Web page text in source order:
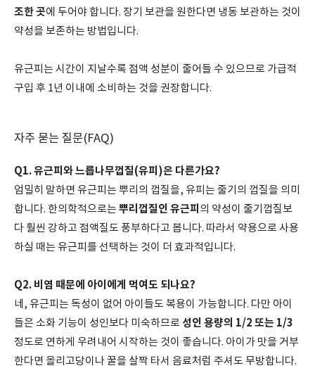
조한 곳에 두어야 합니다. 장기 보관을 원한다면 냉동 보관하는 것이
약성을 보존하는 방법입니다.
유근피는 시간이 지날수록 점액 성분이 줄어들 수 있으므로 가급적
구입 후 1년 이내에 소비하는 것을 권장합니다.
자주 묻는 질문(FAQ)
Q1. 유근피와 느릅나무껍질(유피)은 다른가요?
엄밀히 말하면 유근피는 뿌리의 껍질을, 유피는 줄기의 껍질을 의미
합니다. 한의학적으로는 뿌리껍질인 유근피 의 약성이 줄기껍질보
다 훨씬 강하고 점액질도 풍부하다고 봅니다. 따라서 약용으로 사용
하실 때는 유근피를 선택하는 것이 더 효과적입니다.
Q2. 비염 때문에 아이에게 먹여도 되나요?
네, 유근피는 독성이 없어 아이들도 복용이 가능합니다. 다만 아이
들은 소화 기능이 성인보다 미숙하므로 성인 용량의 1/2 또는 1/3
정도로 연하게 우려내어 시작하는 것이 좋습니다. 아이가 맛을 거부
한다면 올리고당이나 꿀을 살짝 타서 음료처럼 주셔도 무방합니다.